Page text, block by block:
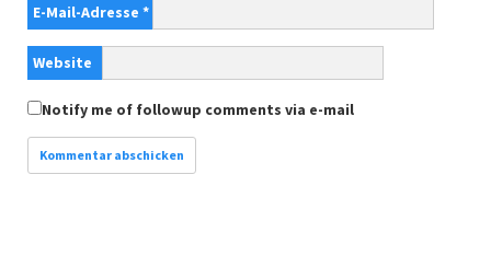
E-Mail-Adresse *
Website
Notify me of followup comments via e-mail